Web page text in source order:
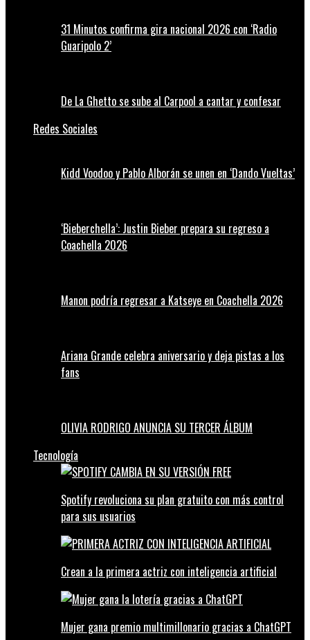
31 Minutos confirma gira nacional 2026 con ‘Radio
Guaripolo 2’
De La Ghetto se sube al Carpool a cantar y confesar
Redes Sociales
Kidd Voodoo y Pablo Alborán se unen en ‘Dando Vueltas’
‘Bieberchella’: Justin Bieber prepara su regreso a
Coachella 2026
Manon podría regresar a Katseye en Coachella 2026
Ariana Grande celebra aniversario y deja pistas a los
fans
OLIVIA RODRIGO ANUNCIA SU TERCER ÁLBUM
Tecnología
Spotify revoluciona su plan gratuito con más control
para sus usuarios
Crean a la primera actriz con inteligencia artificial
Mujer gana premio multimillonario gracias a ChatGPT